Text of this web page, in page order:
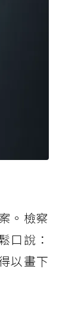
。檢察
口說：
以畫下